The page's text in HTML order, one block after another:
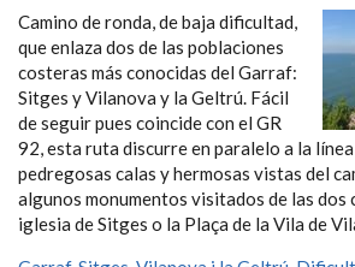
Camino de ronda, de baja dificultad,
que enlaza dos de las poblaciones
costeras más conocidas del Garraf:
Sitges y Vilanova y la Geltrú. Fácil
de seguir pues coincide con el GR
92, esta ruta discurre en paralelo a la línea
pedregosas calas y hermosas vistas del
algunos monumentos visitados de las dos
iglesia de Sitges o la Plaça de la Vila de